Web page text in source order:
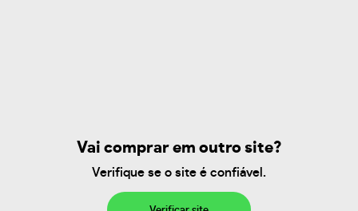
Vai comprar em outro site?
Verifique se o site é confiável.